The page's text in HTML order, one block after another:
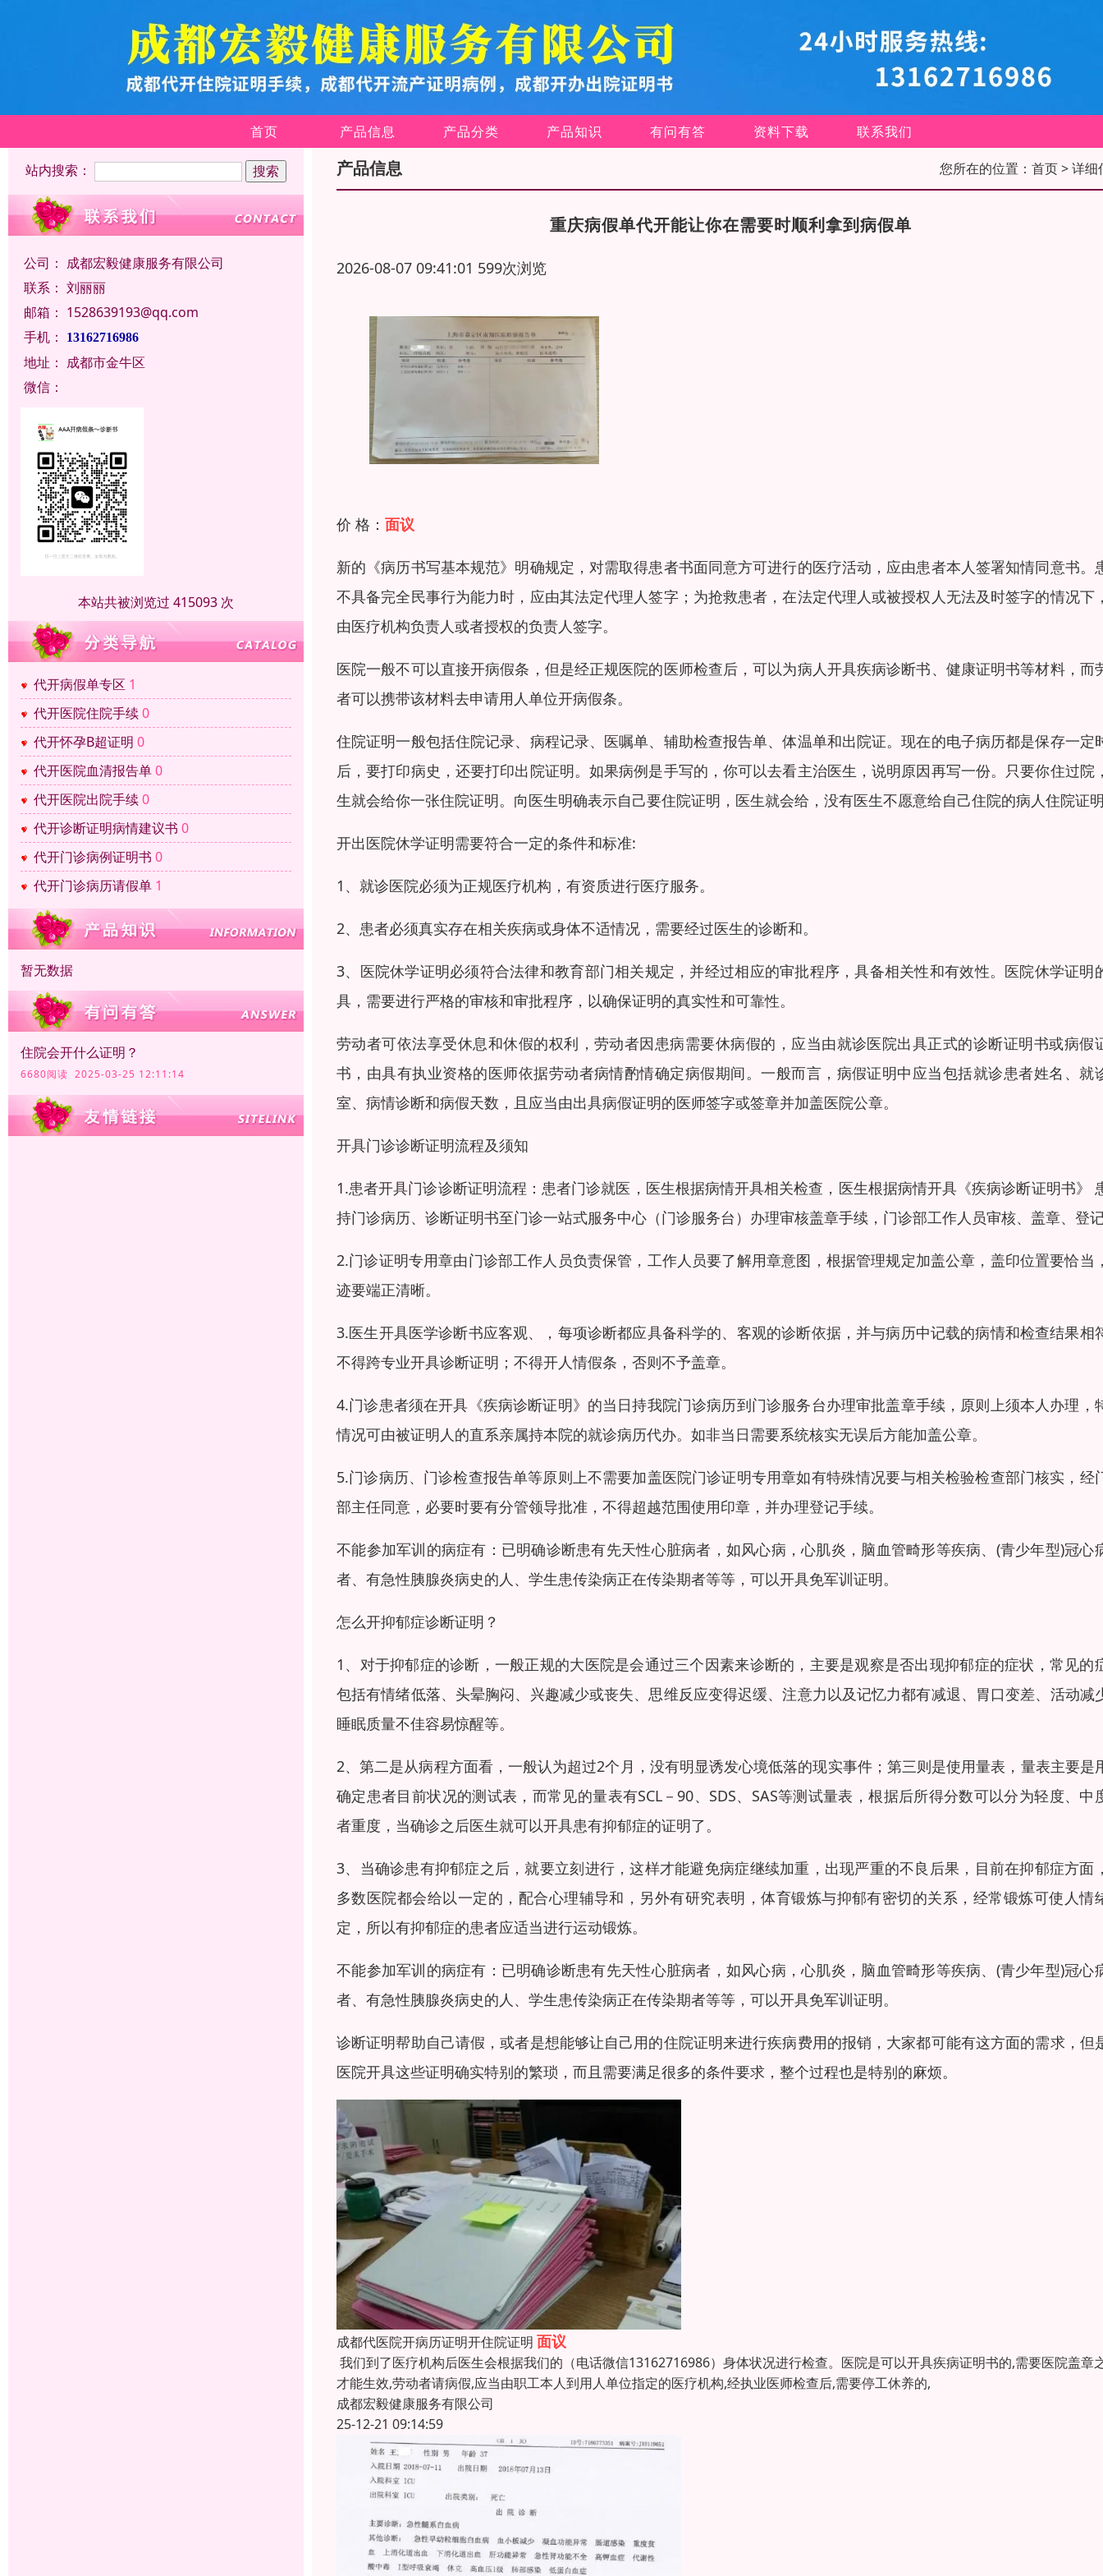
首页 产品信息 产品分类 产品知识 有问有答 资料下载 联系我们
站内搜索：
公司： 成都宏毅健康服务有限公司
联系： 刘丽丽
邮箱： 1528639193@qq.com
手机：
13162716986
地址： 成都市金牛区
微信：
本站共被浏览过 415093 次
代开病假单专区 1
代开医院住院手续0
代开怀孕B超证明 0
代开医院血清报告单0
代开医院出院手续0
代开诊断证明病情建议书 0
代开门诊病例证明书 0
代开门诊病历请假单 1
暂无数据
住院会开什么证明？
6680阅读 2025-03-25 12:11:14
产品信息 您所在的位置： 首页> 详细
重庆病假单代开能让你在需要时顺利拿到病假单
2026-08-07 09:41:01 599次浏览
价 格： 面议
新的《病历书写基本规范》明确规定，对需取得患者书面同意方可进行的医疗活动，应由患者本人签署知情同意书。
不具备完全民事行为能力时，应由其法定代理人签字；为抢救患者，在法定代理人或被授权人无法及时签字的情况下
由医疗机构负责人或者授权的负责人签字。
医院一般不可以直接开病假条，但是经正规医院的医师检查后，可以为病人开具疾病诊断书、健康证明书等材料，而
者可以携带该材料去申请用人单位开病假条。
住院证明一般包括住院记录、病程记录、医嘱单、辅助检查报告单、体温单和出院证。现在的电子病历都是保存一定
后，要打印病史，还要打印出院证明。如果病例是手写的，你可以去看主治医生，说明原因再写一份。只要你住过院
生就会给你一张住院证明。向医生明确表示自己要住院证明，医生就会给，没有医生不愿意给自己住院的病人住院证
开出医院休学证明需要符合一定的条件和标准:
1、就诊医院必须为正规医疗机构，有资质进行医疗服务。
2、患者必须真实存在相关疾病或身体不适情况，需要经过医生的诊断和。
3、医院休学证明必须符合法律和教育部门相关规定，并经过相应的审批程序，具备相关性和有效性。医院休学证明
具，需要进行严格的审核和审批程序，以确保证明的真实性和可靠性。
劳动者可依法享受休息和休假的权利，劳动者因患病需要休病假的，应当由就诊医院出具正式的诊断证明书或病假
书，由具有执业资格的医师依据劳动者病情酌情确定病假期间。一般而言，病假证明中应当包括就诊患者姓名、就
室、病情诊断和病假天数，且应当由出具病假证明的医师签字或签章并加盖医院公章。
开具门诊诊断证明流程及须知
1.患者开具门诊诊断证明流程：患者门诊就医，医生根据病情开具相关检查，医生根据病情开具《疾病诊断证明书》
持门诊病历、诊断证明书至门诊一站式服务中心（门诊服务台）办理审核盖章手续，门诊部工作人员审核、盖章、登
2.门诊证明专用章由门诊部工作人员负责保管，工作人员要了解用章意图，根据管理规定加盖公章，盖印位置要恰当
迹要端正清晰。
3.医生开具医学诊断书应客观、，每项诊断都应具备科学的、客观的诊断依据，并与病历中记载的病情和检查结果相
不得跨专业开具诊断证明；不得开人情假条，否则不予盖章。
4.门诊患者须在开具《疾病诊断证明》的当日持我院门诊病历到门诊服务台办理审批盖章手续，原则上须本人办理，
情况可由被证明人的直系亲属持本院的就诊病历代办。如非当日需要系统核实无误后方能加盖公章。
5.门诊病历、门诊检查报告单等原则上不需要加盖医院门诊证明专用章如有特殊情况要与相关检验检查部门核实，经
部主任同意，必要时要有分管领导批准，不得超越范围使用印章，并办理登记手续。
不能参加军训的病症有：已明确诊断患有先天性心脏病者，如风心病，心肌炎，脑血管畸形等疾病、(青少年型)冠心
者、有急性胰腺炎病史的人、学生患传染病正在传染期者等等，可以开具免军训证明。
怎么开抑郁症诊断证明？
1、对于抑郁症的诊断，一般正规的大医院是会通过三个因素来诊断的，主要是观察是否出现抑郁症的症状，常见的
包括有情绪低落、头晕胸闷、兴趣减少或丧失、思维反应变得迟缓、注意力以及记忆力都有减退、胃口变差、活动减
睡眠质量不佳容易惊醒等。
2、第二是从病程方面看，一般认为超过2个月，没有明显诱发心境低落的现实事件；第三则是使用量表，量表主要是
确定患者目前状况的测试表，而常见的量表有SCL－90、SDS、SAS等测试量表，根据后所得分数可以分为轻度、中
者重度，当确诊之后医生就可以开具患有抑郁症的证明了。
3、当确诊患有抑郁症之后，就要立刻进行，这样才能避免病症继续加重，出现严重的不良后果，目前在抑郁症方面
多数医院都会给以一定的，配合心理辅导和，另外有研究表明，体育锻炼与抑郁有密切的关系，经常锻炼可使人情
定，所以有抑郁症的患者应适当进行运动锻炼。
不能参加军训的病症有：已明确诊断患有先天性心脏病者，如风心病，心肌炎，脑血管畸形等疾病、(青少年型)冠心
者、有急性胰腺炎病史的人、学生患传染病正在传染期者等等，可以开具免军训证明。
诊断证明帮助自己请假，或者是想能够让自己用的住院证明来进行疾病费用的报销，大家都可能有这方面的需求，但
医院开具这些证明确实特别的繁琐，而且需要满足很多的条件要求，整个过程也是特别的麻烦。
成都代医院开病历证明开住院证明 面议
我们到了医疗机构后医生会根据我们的（电话微信13162716986）身体状况进行检查。医院是可以开具疾病证明书的,需要医院盖章
才能生效,劳动者请病假,应当由职工本人到用人单位指定的医疗机构,经执业医师检查后,需要停工休养的,
成都宏毅健康服务有限公司
25-12-21 09:14:59